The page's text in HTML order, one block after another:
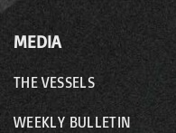
MEDIA
THE VESSELS
WEEKLY BULLETIN